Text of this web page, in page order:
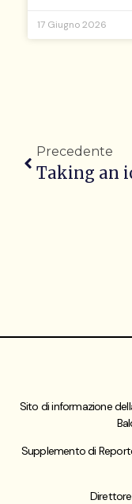
17 Giugno 2026
Precedente
Sito di informazione
Supplemento di